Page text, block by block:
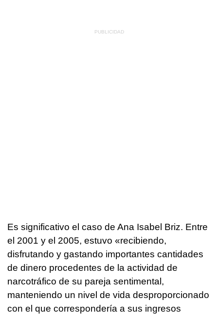
Es significativo el caso de Ana Isabel Briz. Entre
el 2001 y el 2005, estuvo «recibiendo,
disfrutando y gastando importantes cantidades
de dinero procedentes de la actividad de
narcotráfico de su pareja sentimental,
manteniendo un nivel de vida desproporcionado
con el que correspondería a sus ingresos